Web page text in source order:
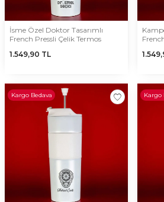
İsme Özel Doktor Tasarımlı
French Pressli Çelik Termos
1.549,90 TL
Kargo Bedava Kargo